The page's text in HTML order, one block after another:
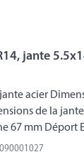
jante
acier
de la jante
67 mm Déport
93N
090001027